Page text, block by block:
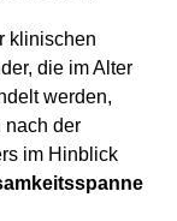
klinischen
die im Alter
werden,
nach der
im Hinblick